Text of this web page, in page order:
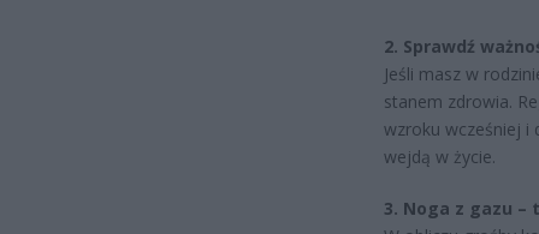
2. Sprawdź
Jeśli masz w
stanem zdrowia.
wzroku wcześniej i
wejdą w życie.
3. Noga z gazu –